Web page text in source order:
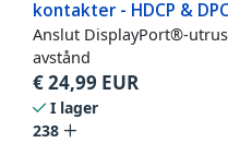
kontakter - HDCP &
Anslut DisplayPort®-
avstånd
€24,99 EUR
I lager
238